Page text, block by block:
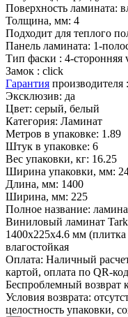
Поверхность ламината:
Толщина, мм: 4
Подходит для теплого
Панель ламината: 1-
Тип фаски : 4-сторонняя
Замок : click
Гарантия производителя :
Эксклюзив: да
Цвет: серый, белый
Категория: Ламинат
Метров в упаковке: 1.89
Штук в упаковке: 6
Вес упаковки, кг: 16.25
Ширина упаковки, мм:
Длина, мм: 1400
Ширина, мм: 225
Полное название:
Виниловый ламинат
1400х225х4.6 мм
влагостойкая
Оплата: Наличный
картой, оплата по QR-
Беспроблемный возврат
Условия возврата:
целостность упаковки,